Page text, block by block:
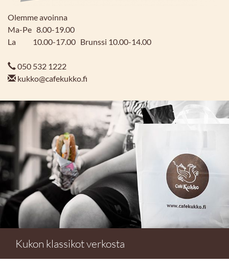
Olemme avoinna
Ma-Pe 8.00-19.00
La 10.00-17.00 Brunssi 10.00-14.00
050 532 1222
kukko@cafekukko.fi
Kukon klassikot verkosta